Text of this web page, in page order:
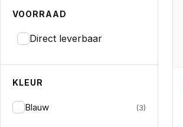
VOORRAAD
Direct leverbaar
KLEUR
Blauw (3)